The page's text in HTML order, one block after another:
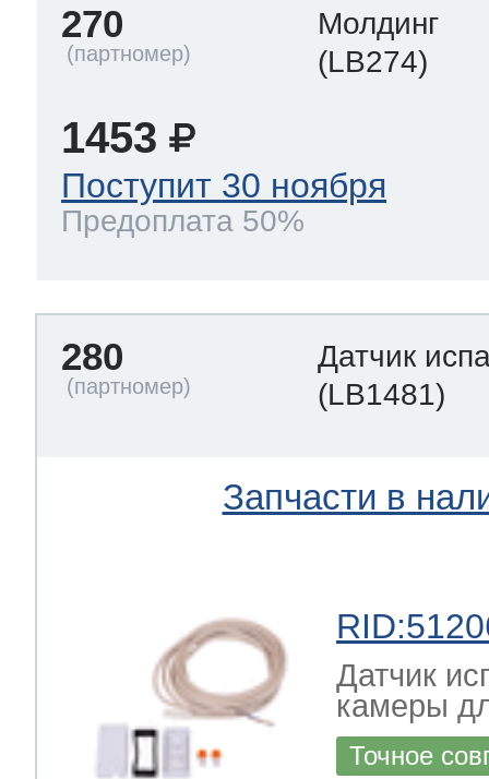
270
Молдинг
(LB274)
1453
Поступит 30 ноября
Предоплата 50%
280
Датчик
(LB1481)
Запчасти в
Датчик
камеры
Точное